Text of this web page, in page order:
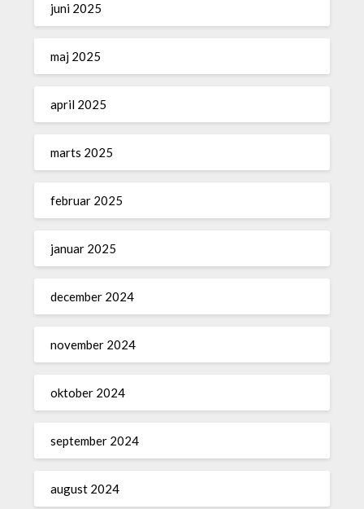
juni 2025
maj 2025
april 2025
marts 2025
februar 2025
januar 2025
december 2024
november 2024
oktober 2024
september 2024
august 2024